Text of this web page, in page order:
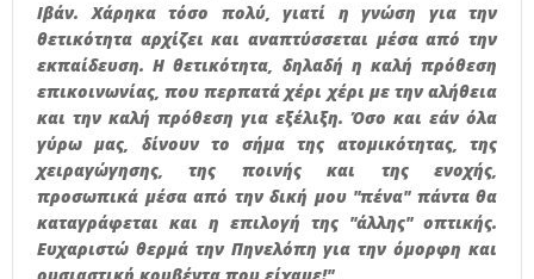
Ιβάν. Χάρηκα τόσο πολύ, γιατί η γνώση για την
θετικότητα αρχίζει και αναπτύσσεται μέσα από την
εκπαίδευση. Η θετικότητα, δηλαδή η καλή πρόθεση
επικοινωνίας, που περπατά χέρι χέρι με την αλήθεια
και την καλή πρόθεση για εξέλιξη. Όσο και εάν όλα
γύρω μας, δίνουν το σήμα της ατομικότητας, της
χειραγώγησης, της ποινής και της ενοχής,
προσωπικά μέσα από την δική μου "πένα" πάντα θα
καταγράφεται και η επιλογή της "άλλης" οπτικής.
Ευχαριστώ θερμά την Πηνελόπη για την όμορφη και